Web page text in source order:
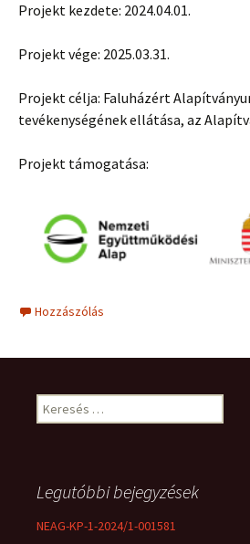
Projekt kezdete: 2024.04.01.
Projekt vége: 2025.03.31.
Projekt célja: Faluházért
tevékenységének ellátása, az
Projekt támogatása:
Hozzászólás
Keresés:
Legutóbbi bejegyzések
NEAG-KP-1-2024/1-001581